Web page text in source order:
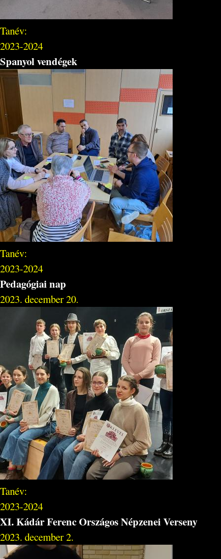
Tanév:
2023-2024
Spanyol vendégek
Tanév:
2023-2024
Pedagógiai nap
2023. december 20.
Tanév:
2023-2024
XI. Kádár Ferenc Országos Népzenei Verseny
2023. december 2.